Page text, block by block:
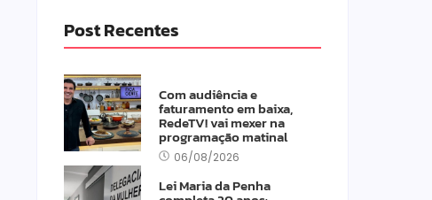
Post Recentes
Com audiência e
faturamento em baixa,
RedeTV! vai mexer na
programação matinal
06/08/2026
Lei Maria da Penha